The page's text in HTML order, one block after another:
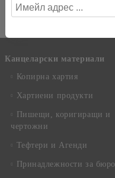
Виж всички
Канцеларски материали
Копирна хартия
Хартиени продукти
Пишещи, коригиращи и
чертожни
Тефтери и Агенди
Принадлежности за бюро